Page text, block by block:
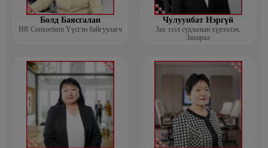
Болд Баясгалан
HR Consortium Үүсгэн байгуулагч
Чулуунбат Нэргүй
Зах зээл судлалын хүрээлэн,
Захирал